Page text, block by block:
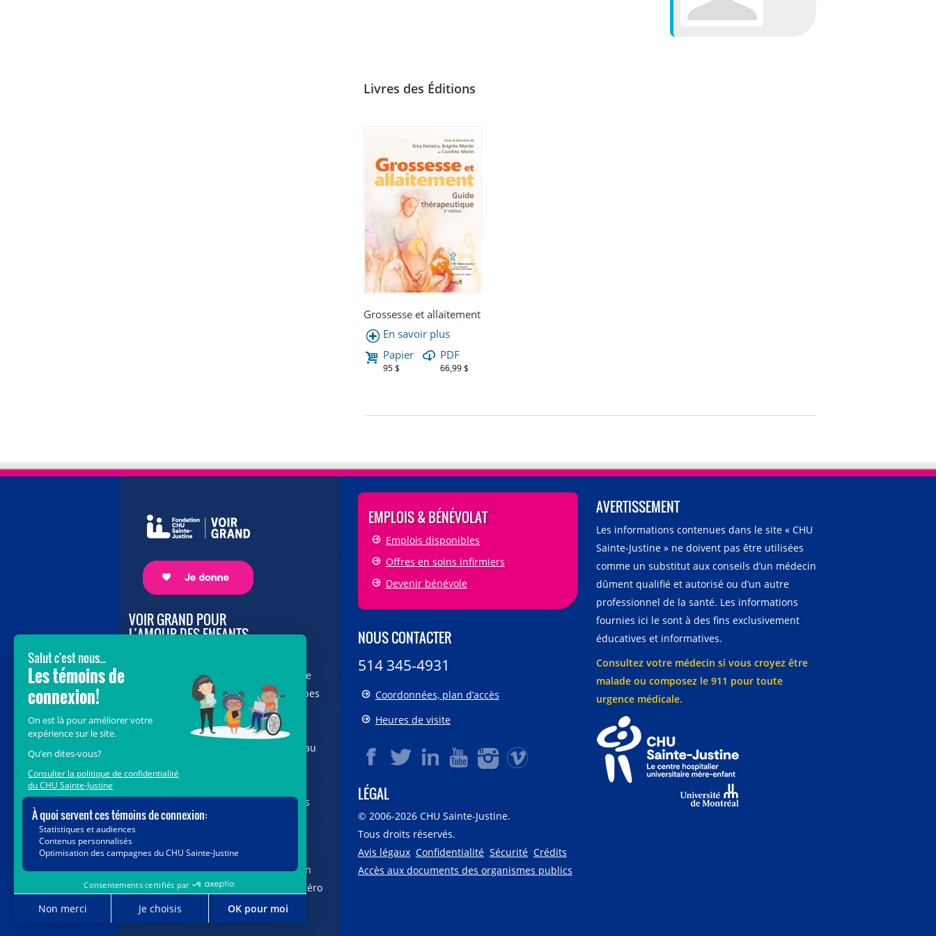
Livres des Éditions
Grossesse et allaitement
En savoir plus
Papier
95 $
PDF
66,99 $
VOIR GRAND POUR
L’AMOUR DES ENFANTS
vous au cœur de la campagne majeure
Voir Grand, nous conduisons les équipes
soignantes vers les opportunités de la
science et des nouvelles technologies
pour que chaque enfant, où qu’il soit au
Justine. Ensemble, unissons nos forces
pour leur avenir.
Merci de voir grand avec nous.
Vous pouvez également faire votre don
par la poste ou par téléphone au numéro
sans frais1-888-235-DONS (3667)
EMPLOIS & BÉNÉVOLAT
Emplois disponibles
Offres en soins infirmiers
Devenir bénévole
NOUS CONTACTER
514 345-4931
Coordonnées, plan d’accès
Heures de visite
LÉGAL
© 2006-2026CHU Sainte-Justine.
Tous droits réservés.
Avis légaux Confidentialité Sécurité Crédits
Accès aux documents des organismes publics
AVERTISSEMENT
Les informations contenues dans le site « CHU
Sainte-Justine » ne doivent pas être utilisées
comme un substitut aux conseils d’un médecin
dûment qualifié et autorisé ou d’un autre
professionnel de la santé. Les informations
fournies ici le sont à des fins exclusivement
éducatives et informatives.
Consultez votre médecin si vous croyez être
malade ou composez le 911 pour toute
urgence médicale.